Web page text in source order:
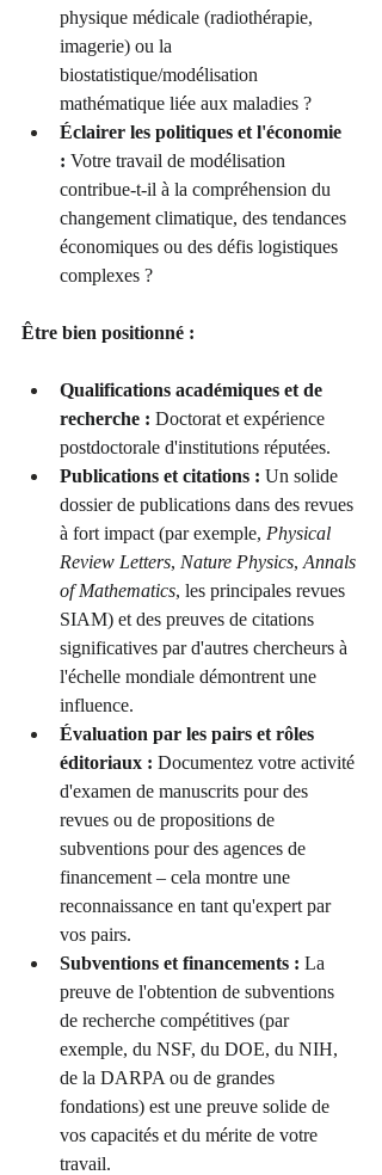
physique médicale (radiothérapie,
imagerie) ou la
biostatistique/modélisation
mathématique liée aux maladies ?
Éclairer les politiques et l'économie
: Votre travail de modélisation
contribue-t-il à la compréhension du
changement climatique, des tendances
économiques ou des défis logistiques
complexes ?
Être bien positionné :
Qualifications académiques et de
recherche : Doctorat et expérience
postdoctorale d'institutions réputées.
Publications et citations : Un solide
dossier de publications dans des revues
à fort impact (par exemple, Physical
Review Letters, Nature Physics, Annals
of Mathematics, les principales revues
SIAM) et des preuves de citations
significatives par d'autres chercheurs à
l'échelle mondiale démontrent une
influence.
Évaluation par les pairs et rôles
éditoriaux : Documentez votre activité
d'examen de manuscrits pour des
revues ou de propositions de
subventions pour des agences de
financement – cela montre une
reconnaissance en tant qu'expert par
vos pairs.
Subventions et financements : La
preuve de l'obtention de subventions
de recherche compétitives (par
exemple, du NSF, du DOE, du NIH,
de la DARPA ou de grandes
fondations) est une preuve solide de
vos capacités et du mérite de votre
travail.